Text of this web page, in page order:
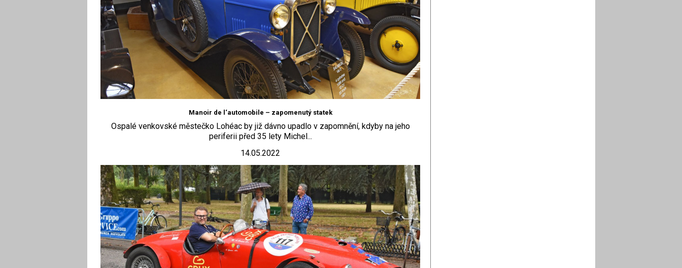
Manoir de l‘automobile – zapomenutý statek
Ospalé venkovské městečko Lohéac by již dávno upadlo v zapomnění, kdyby na jeho
periferii před 35 lety Michel...
14.05.2022